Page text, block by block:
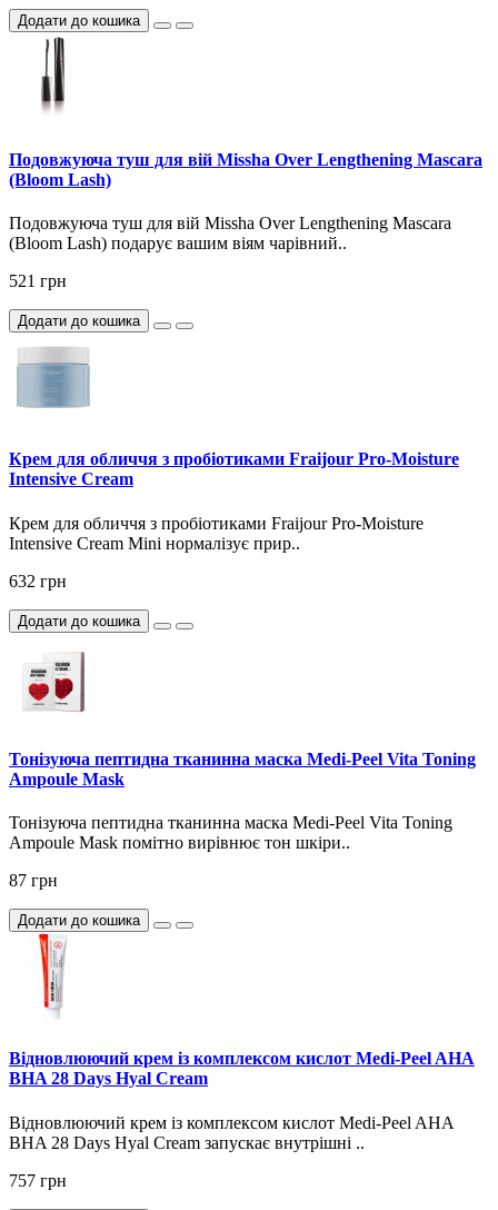
Додати до кошика
Подовжуюча туш для вій Missha Over Lengthening Mascara
(Bloom Lash)
Подовжуюча туш для вій Missha Over Lengthening Mascara
(Bloom Lash) подарує вашим віям чарівний..
521 грн
Додати до кошика
Крем для обличчя з пробіотиками Fraijour Pro-Moisture
Intensive Cream
Крем для обличчя з пробіотиками Fraijour Pro-Moisture
Intensive Cream Mini нормалізує прир..
632 грн
Додати до кошика
Тонізуюча пептидна тканинна маска Medi-Peel Vita Toning
Ampoule Mask
Тонізуюча пептидна тканинна маска Medi-Peel Vita Toning
Ampoule Mask помітно вирівнює тон шкіри..
87 грн
Додати до кошика
Відновлюючий крем із комплексом кислот Medi-Peel AHA
BHA 28 Days Hyal Cream
Відновлюючий крем із комплексом кислот Medi-Peel AHA
BHA 28 Days Hyal Cream запускає внутрішні ..
757 грн